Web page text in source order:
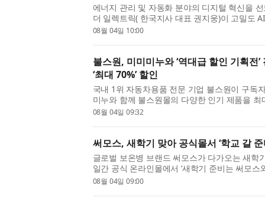
에너지 관리 및 자동화 분야의 디지털 혁신을
더 일렉트릭( 한국지사 대표 권지웅)이 고밀도
구조로 ‘800V DC 아키텍처’를 제시했다. 생성
08월 04일 10:00
불스원, 미미미누와 ‘역대급 할인 기획전
‘최대 70%’ 할인
국내 1위 자동차용품 전문 기업 불스원이 구독
미누와 함께 불스원몰의 다양한 인기 제품을
초대형 기획전 ‘불.미.세(불스원몰x미미미누 세
08월 04일 09:32
써모스, 새학기 맞아 공식몰서 ‘학교 갈
글로벌 보온병 브랜드 써모스가 다가오는 새학
일간 공식 온라인몰에서 ‘새학기 준비는 써모스
을 진행한다. 이번 기획전은 새학기 등교·등원
08월 04일 09:00